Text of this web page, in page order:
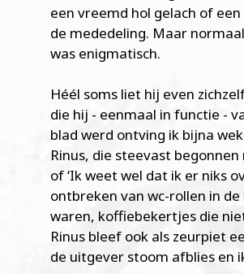
een vreemd hol gelach of
de mededeling. Maar
was enigmatisch.
Héél soms liet hij even
die hij - eenmaal in functie -
blad werd ontving ik bijna
Rinus, die steevast begonnen
of ‘Ik weet wel dat ik er niks
ontbreken van wc-rollen in
waren, koffiebekertjes die
Rinus bleef ook als zeurpiet
de uitgever stoom afblies en